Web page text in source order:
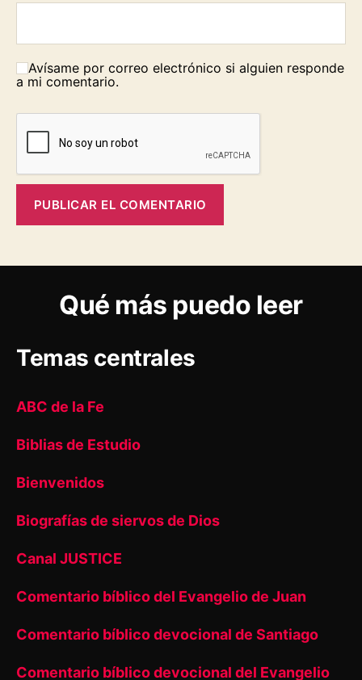
Avísame por correo electrónico si alguien responde
a mi comentario.
Qué más puedo leer
Temas centrales
ABC de la Fe
Biblias de Estudio
Bienvenidos
Biografías de siervos de Dios
Canal JUSTICE
Comentario bíblico del Evangelio de Juan
Comentario bíblico devocional de Santiago
Comentario bíblico devocional del Evangelio